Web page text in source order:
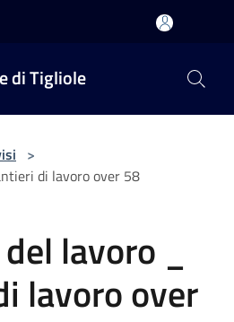
di Tigliole
>
di lavoro over 58
lavoro _
lavoro over